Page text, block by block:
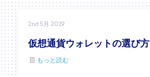
2nd 5月 2019
仮想通貨ウォレットの選び方
もっと読む